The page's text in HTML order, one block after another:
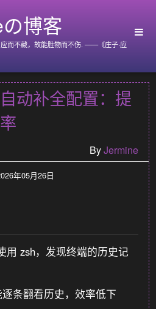
博客
而不藏，故能胜物而不伤. ——《庄子·应
动补全配置：提
ByJermine
年05月26日
用 zsh，发现终端的历史记
逐条翻看历史，效率低下